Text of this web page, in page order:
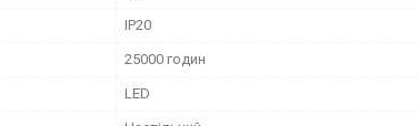
IP20
25000 годин
LED